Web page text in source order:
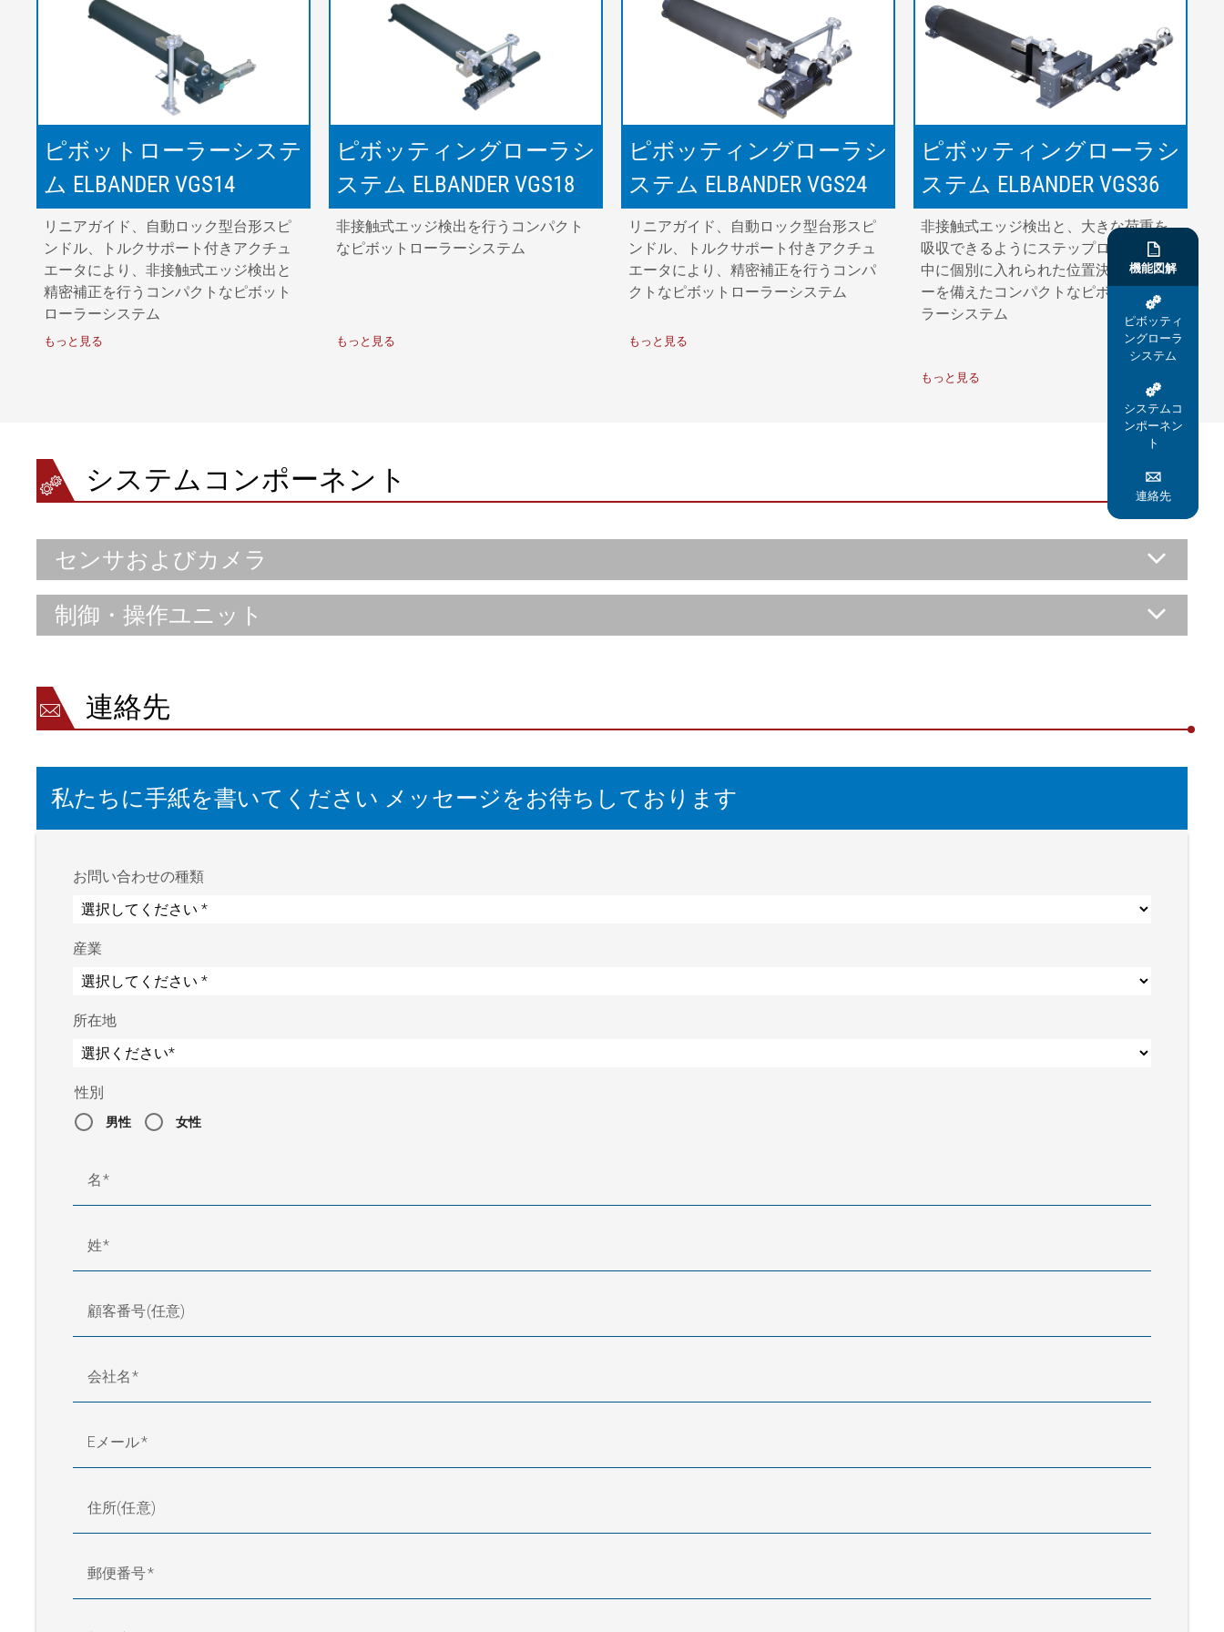

機能図解

ピボッティ
ングローラ
システム

システムコ
ンポーネン
ト

連絡先
ピボットローラーシステ
ム ELBANDER VGS14
リニアガイド、自動ロック型台形スピ
ンドル、トルクサポート付きアクチュ
エータにより、非接触式エッジ検出と
精密補正を行うコンパクトなピボット
ローラーシステム
もっと見る
ピボッティングローラシ
ステム ELBANDER VGS18
非接触式エッジ検出を行うコンパクト
なピボットローラーシステム
もっと見る
ピボッティングローラシ
ステム ELBANDER VGS24
リニアガイド、自動ロック型台形スピ
ンドル、トルクサポート付きアクチュ
エータにより、精密補正を行うコンパ
クトなピボットローラーシステム
もっと見る
ピボッティングローラシ
ステム ELBANDER VGS36
非接触式エッジ検出と、大きな荷重を
吸収できるようにステップローラーの
中に個別に入れられた位置決めローラ
ーを備えたコンパクトなピボットロー
ラーシステム
もっと見る
システムコンポーネント
センサおよびカメラ
制御・操作ユニット
連絡先
私たちに手紙を書いてください メッセージをお待ちしております
お問い合わせの種類
産業
所在地
性別
男性 女性
名
姓
顧客番号(任意)
会社名
Eメール
住所(任意)
郵便番号